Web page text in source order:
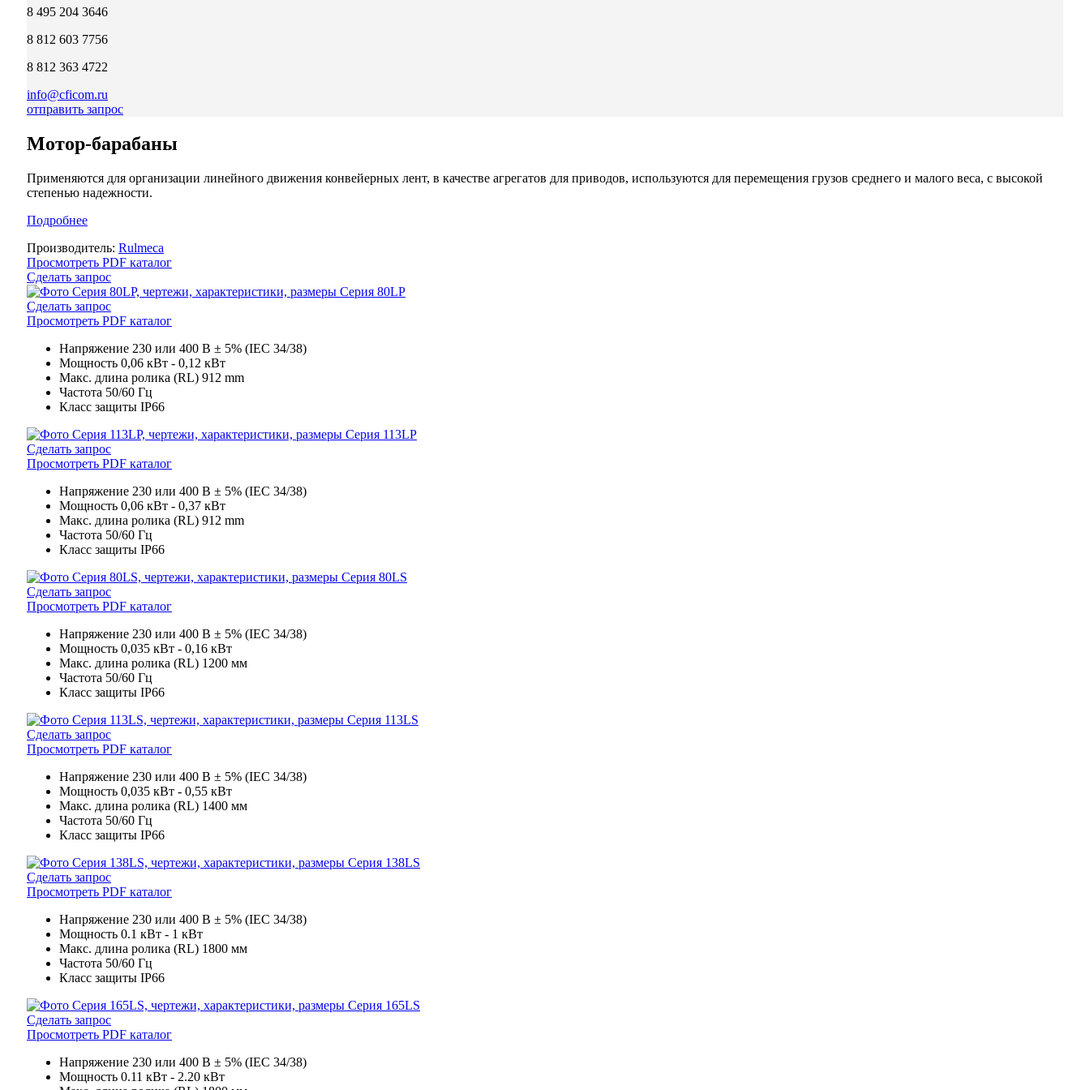
8 495 204 3646
8 812 603 7756
8 812 363 4722
info@cficom.ru
отправить запрос
Мотор-барабаны
Применяются для организации линейного движения конвейерных лент, в качестве агрегатов для приводов, используются для перемещения грузов среднего и малого веса, с высокой
степенью надежности.
Подробнее
Производитель: Rulmeca
Просмотреть PDF каталог
Сделать запрос
Серия 80LP
Сделать запрос
Просмотреть PDF каталог
Напряжение 230 или 400 В ± 5% (IEC 34/38)
Мощность 0,06 кВт - 0,12 кВт
Макс. длина ролика (RL) 912 mm
Частота 50/60 Гц
Класс защиты IP66
Серия 113LP
Сделать запрос
Просмотреть PDF каталог
Напряжение 230 или 400 В ± 5% (IEC 34/38)
Мощность 0,06 кВт - 0,37 кВт
Макс. длина ролика (RL) 912 mm
Частота 50/60 Гц
Класс защиты IP66
Серия 80LS
Сделать запрос
Просмотреть PDF каталог
Напряжение 230 или 400 В ± 5% (IEC 34/38)
Мощность 0,035 кВт - 0,16 кВт
Макс. длина ролика (RL) 1200 мм
Частота 50/60 Гц
Класс защиты IP66
Серия 113LS
Сделать запрос
Просмотреть PDF каталог
Напряжение 230 или 400 В ± 5% (IEC 34/38)
Мощность 0,035 кВт - 0,55 кВт
Макс. длина ролика (RL) 1400 мм
Частота 50/60 Гц
Класс защиты IP66
Серия 138LS
Сделать запрос
Просмотреть PDF каталог
Напряжение 230 или 400 В ± 5% (IEC 34/38)
Мощность 0.1 кВт - 1 кВт
Макс. длина ролика (RL) 1800 мм
Частота 50/60 Гц
Класс защиты IP66
Серия 165LS
Сделать запрос
Просмотреть PDF каталог
Напряжение 230 или 400 В ± 5% (IEC 34/38)
Мощность 0.11 кВт - 2.20 кВт